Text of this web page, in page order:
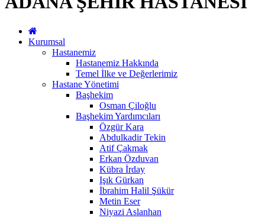
Kurumsal
Hastanemiz
Hastanemiz Hakkında
Temel İlke ve Değerlerimiz
Hastane Yönetimi
Başhekim
Osman Çiloğlu
Başhekim Yardımcıları
Özgür Kara
Abdulkadir Tekin
Atif Çakmak
Erkan Özduvan
Kübra İrday
Işık Gürkan
İbrahim Halil Şükür
Metin Eser
Niyazi Aslanhan